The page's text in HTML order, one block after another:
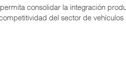
consolidar la integración
del sector de vehículos